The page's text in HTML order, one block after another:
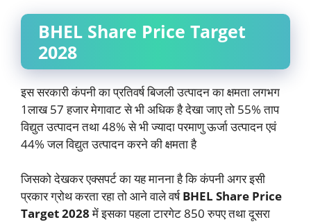
BHEL Share Price Target
2028
इस सरकारी कंपनी का प्रतिवर्ष बिजली उत्पादन का क्षमता लगभग
1लाख 57 हजार मेगावाट से भी अधिक है देखा जाए तो 55% ताप
विद्युत उत्पादन तथा 48% से भी ज्यादा परमाणु ऊर्जा उत्पादन एवं
44% जल विद्युत उत्पादन करने की क्षमता है
जिसको देखकर एक्सपर्ट का यह मानना है कि कंपनी अगर इसी
प्रकार ग्रोथ करता रहा तो आने वाले वर्षBHEL Share Price
Target 2028में इसका पहला टारगेट 850 रुपए तथा दूसरा